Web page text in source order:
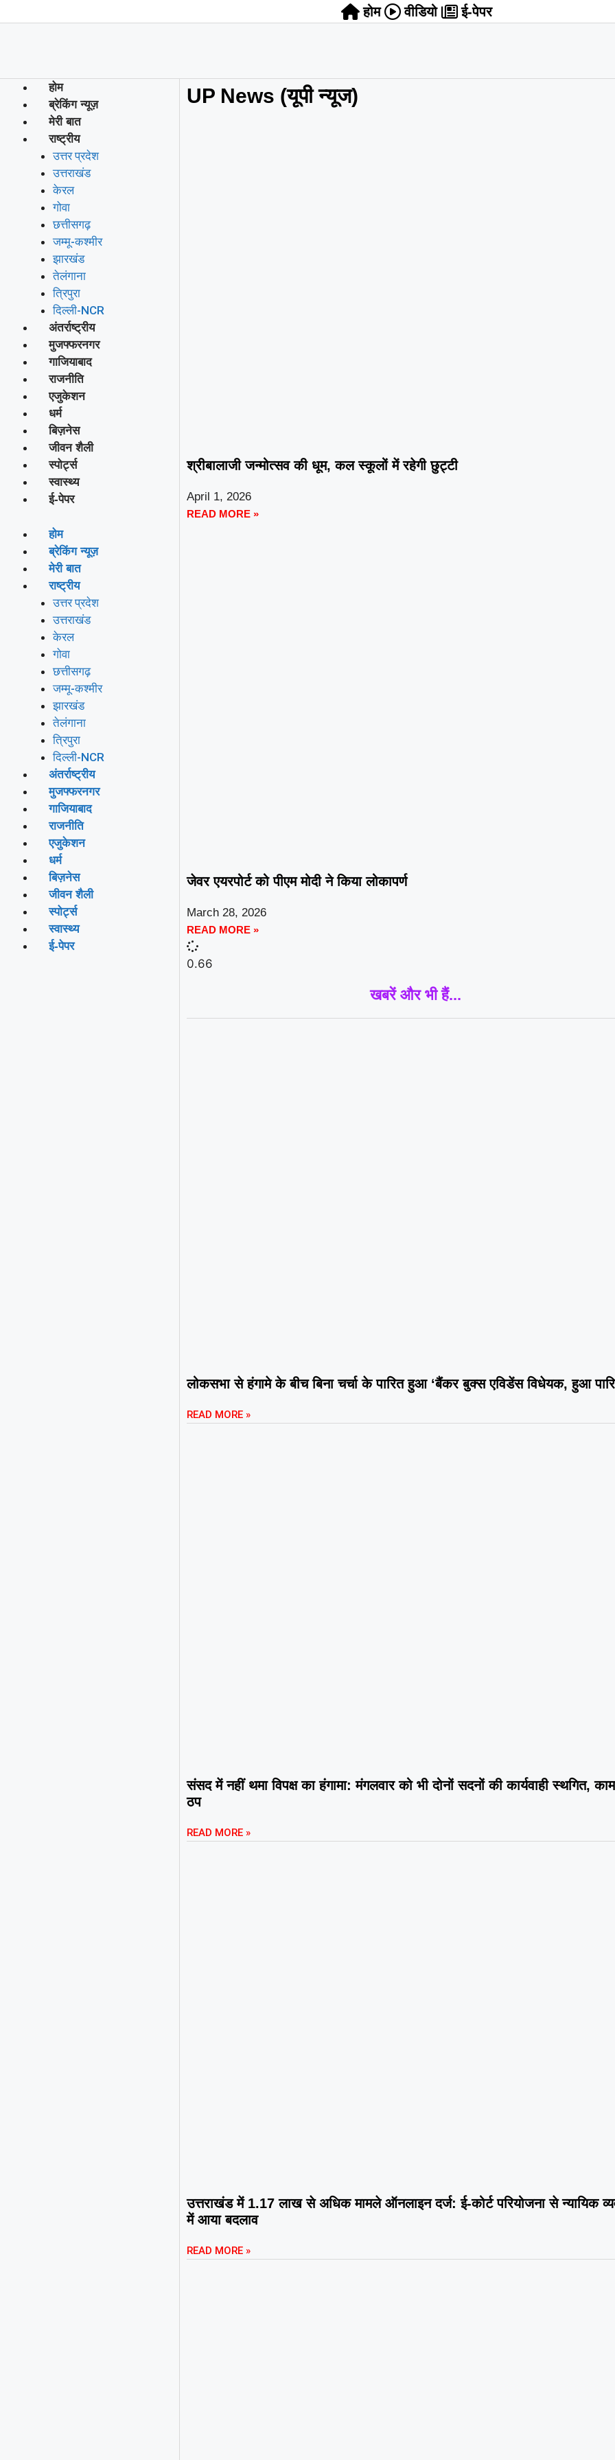
होम वीडियो ई-पेपर
होम
ब्रेकिंग न्यूज़
मेरी बात
राष्ट्रीय
उत्तर प्रदेश
उत्तराखंड
केरल
गोवा
छत्तीसगढ़
जम्मू-कश्मीर
झारखंड
तेलंगाना
त्रिपुरा
दिल्ली-NCR
अंतर्राष्ट्रीय
मुजफ्फरनगर
गाजियाबाद
राजनीति
एजुकेशन
धर्म
बिज़नेस
जीवन शैली
स्पोर्ट्स
स्वास्थ्य
ई-पेपर
होम
ब्रेकिंग न्यूज़
मेरी बात
राष्ट्रीय
उत्तर प्रदेश
उत्तराखंड
केरल
गोवा
छत्तीसगढ़
जम्मू-कश्मीर
झारखंड
तेलंगाना
त्रिपुरा
दिल्ली-NCR
अंतर्राष्ट्रीय
मुजफ्फरनगर
गाजियाबाद
राजनीति
एजुकेशन
धर्म
बिज़नेस
जीवन शैली
स्पोर्ट्स
स्वास्थ्य
ई-पेपर
UP News (यूपी न्यूज)
श्रीबालाजी जन्मोत्सव की धूम, कल स्कूलों में रहेगी छुट्टी
April 1, 2026
READ MORE »
जेवर एयरपोर्ट को पीएम मोदी ने किया लोकापर्ण
March 28, 2026
READ MORE »
खबरें और भी हैं...
लोकसभा से हंगामे के बीच बिना चर्चा के पारित हुआ ‘बैंकर बुक्स एविडेंस विधेयक, हुआ
READ MORE »
संसद में नहीं थमा विपक्ष का हंगामा: मंगलवार को भी दोनों सदनों की कार्यवाही स्थगित,
ठप
READ MORE »
उत्तराखंड में 1.17 लाख से अधिक मामले ऑनलाइन दर्ज: ई-कोर्ट परियोजना से न्यायिक
में आया बदलाव
READ MORE »